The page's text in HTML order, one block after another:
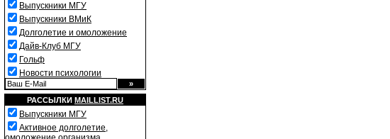
Выпускники МГУ
Выпускники ВМиК
Долголетие и омоложение
Дайв-Клуб МГУ
Гольф
Новости психологии
РАССЫЛКИ MAILLIST.RU
Выпускники МГУ
Активное долголетие,